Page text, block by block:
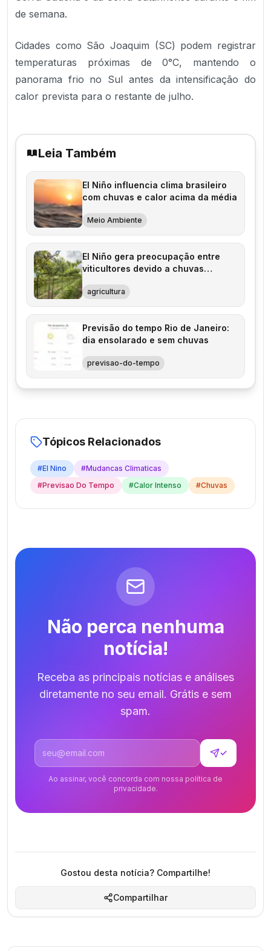
de semana.
Cidades como São Joaquim (SC) podem registrar
temperaturas próximas de 0°C, mantendo o
panorama frio no Sul antes da intensificação do
calor prevista para o restante de julho.
Leia Também
El Niño influencia clima brasileiro
com chuvas e calor acima da média
Meio Ambiente
El Niño gera preocupação entre
viticultores devido a chuvas
agricultura
Previsão do tempo Rio de Janeiro:
dia ensolarado e sem chuvas
previsao-do-tempo
Tópicos Relacionados
#El Nino #Mudancas Climaticas
#Previsao Do Tempo #Calor Intenso #Chuvas
Não perca nenhuma
notícia!
Receba as principais notícias e análises
diretamente no seu email. Grátis e sem
spam.
Endereço de email
✓
Ao assinar, você concorda com nossa política de
privacidade.
Gostou desta notícia? Compartilhe!
Compartilhar